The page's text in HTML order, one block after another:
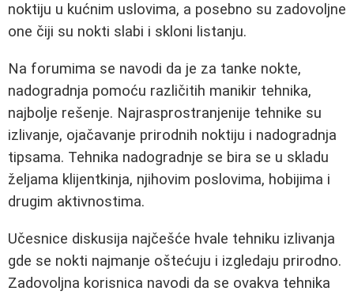
noktiju u kućnim uslovima, a posebno su zadovoljne
one čiji su nokti slabi i skloni listanju.
Na forumima se navodi da je za tanke nokte,
nadogradnja pomoću različitih manikir tehnika,
najbolje rešenje. Najrasprostranjenije tehnike su
izlivanje, ojačavanje prirodnih noktiju i nadogradnja
tipsama. Tehnika nadogradnje se bira se u skladu
željama klijentkinja, njihovim poslovima, hobijima i
drugim aktivnostima.
Učesnice diskusija najčešće hvale tehniku izlivanja
gde se nokti najmanje oštećuju i izgledaju prirodno.
Zadovoljna korisnica navodi da se ovakva tehnika